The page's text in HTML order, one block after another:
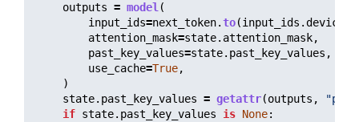
outputs = model(
input_ids=next_token.to(input_ids .device
attention_mask=state. attention_mask,
past_key_values=state. past_key_values ,
use_cache=True,
)
state. past_key_values = getattr(outputs , "
if state. past_key_values is None: